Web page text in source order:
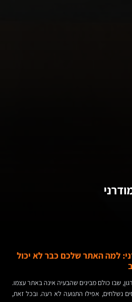
למה האתר שלכם כבר לא יכול
שבו כולם מבינים שהבעיה אינה באתר עצמו.
נשלחים, אפילו התנועה לא רעה. ובכל זאת,